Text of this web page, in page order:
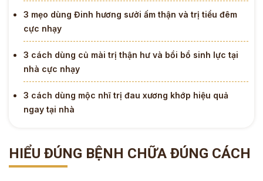
3 mẹo dùng Đinh hương sưởi ấm thận và trị tiểu đêm
cực nhạy
3 cách dùng củ mài trị thận hư và bồi bổ sinh lực tại
nhà cực nhạy
3 cách dùng mộc nhĩ trị đau xương khớp hiệu quả
ngay tại nhà
HIỂU ĐÚNG BỆNH CHỮA ĐÚNG CÁCH